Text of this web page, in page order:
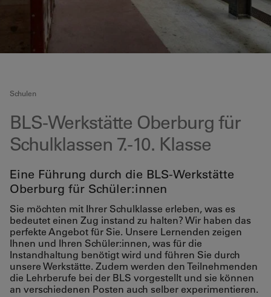
Schulen
BLS-Werkstätte Oberburg für
Schulklassen 7.-10. Klasse
Eine Führung durch die BLS-Werkstätte
Oberburg für Schüler:innen
Sie möchten mit Ihrer Schulklasse erleben, was es
bedeutet einen Zug instand zu halten? Wir haben das
perfekte Angebot für Sie. Unsere Lernenden zeigen
Ihnen und Ihren Schüler:innen, was für die
Instandhaltung benötigt wird und führen Sie durch
unsere Werkstätte. Zudem werden den Teilnehmenden
die Lehrberufe bei der BLS vorgestellt und sie können
an verschiedenen Posten auch selber experimentieren.